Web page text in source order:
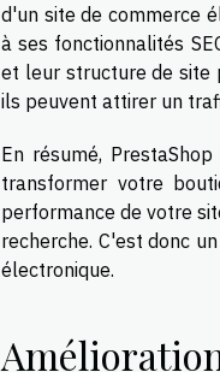
d'un site de commerce
à ses fonctionnalités
et leur structure de site
ils peuvent attirer un
En résumé,
transformer votre
performance de votre
recherche. C'est donc
électronique.